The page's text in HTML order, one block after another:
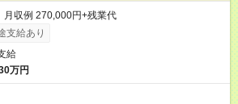
収例 270,000円+残業代
支給あり
給
万円